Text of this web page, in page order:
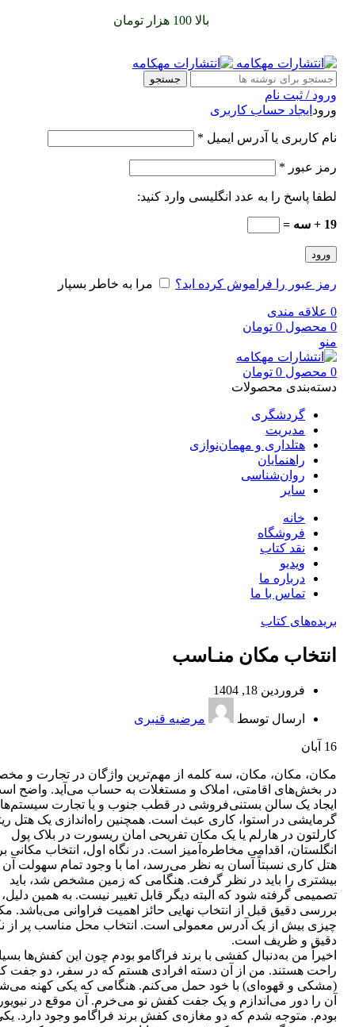
بالا 100 هزار تومان
جستجو
ورود / ثبت نام
ورود ایجاد حساب کاربری
نام کاربری یا آدرس ایمیل *
رمز عبور *
لطفا پاسخ را به عدد انگلیسی وارد کنید:
19 + سه =
ورود
رمز عبور را فراموش کرده اید؟ مرا به خاطر بسپار
0 علاقه مندی
0 محصول 0 تومان
منو
0 محصول 0 تومان
دسته‌بندی محصولات
گردشگری
مدیریت
هتلداری و مهمان‌نوازی
راهنمایان
روان‌شناسی
سایر
خانه
فروشگاه
نقد کتاب
ویدیو
درباره‌ ما
تماس با ما
بریده‌های کتاب
انتخاب مکان منـاسب
فروردین 18, 1404
ارسال توسط مرضیه قنبری
16 آبان
مکان، مکان، مکان، سه کلمه از مهم‌ترین واژگان در تجارت و
در بخش‌‏های اقامتی، املاک و مستغلات به حساب می‌‏آید. واضح
ایجاد یک سالن بستنی‌فروشی در قطب جنوب و یا تجارت
گرمایشی در استوا، کاری عبث است. همچنین راه‌‏اندازی یک هتل
کارلتون در هارلم یا یک مکان تفریحی امان ریسورت در بلاک پول
انگلستان، اقدامی مخاطره‌آمیز است. در نگاه اول، انتخاب مکانی
هتل کاری نسبتاً آسان به نظر می‌رسد، اما با وجود تمام سهولت آن
بیشتری را باید در نظر گرفت. هنگامی که زمین مشخص شد، باید
تصمیمی گرفته شود که البته دیگر قابل تغییر نیست. به همین دلیل،
بررسی دقیق قبل از انتخاب نهایی حائز اهمیت فراوانی می‌‏باشد.
چیزی بیش از یک آدرس معمولی است. انتخاب محل مناسب پر از
دقیق و ظریف است.
اخیراً من به‌دنبال کفشی با برند فراگامو بودم چون این کفش‌ها
راحت هستند. من از آن دسته افرادی هستم که در سفر، دو جفت
(مشکی و قهوه‌ای) با خود حمل می‏‌کنم. هنگامی که یکی کهنه
آن را دور می‌‏اندازم و یک جفت کفش نو می‏‌خرم. آن موقع در
بودم. متوجه شدم که دو مغازه‌‏ی کفش برند فراگامو وجود دارد.